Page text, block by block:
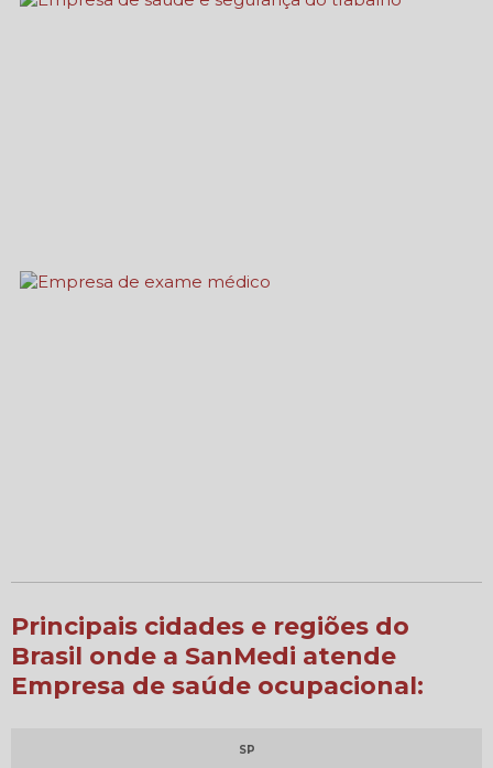
Principais cidades e regiões do
Brasil onde a SanMedi atende
Empresa de saúde ocupacional:
SP